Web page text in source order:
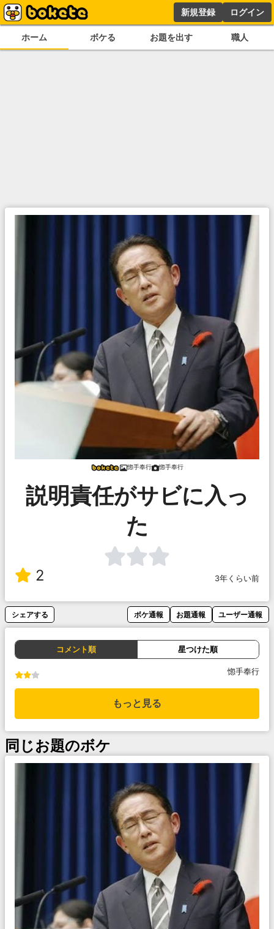
新規登録 ログイン
ホーム ボケる お題を出す 職人
惚手奉行 惚手奉行
説明責任がサビに入っ
た
2 3年くらい前
シェアする ボケ通報 お題通報 ユーザー通報
コメント順 星つけた順
惚手奉行
もっと見る
同じお題のボケ